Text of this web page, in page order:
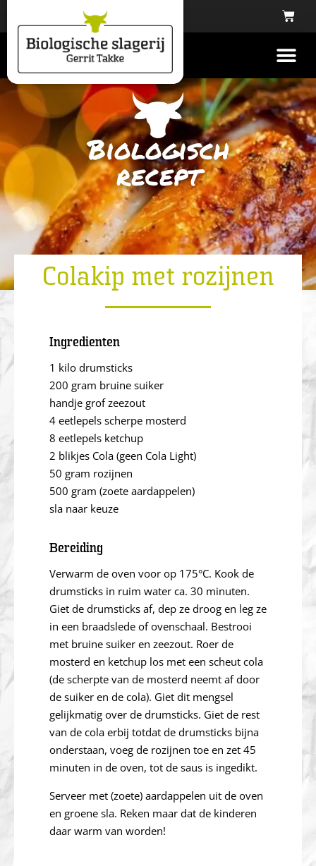
Biologisch
recept
Colakip met rozijnen
Ingredienten
1 kilo drumsticks
200 gram bruine suiker
handje grof zeezout
4 eetlepels scherpe mosterd
8 eetlepels ketchup
2 blikjes Cola (geen Cola Light)
50 gram rozijnen
500 gram (zoete aardappelen)
sla naar keuze
Bereiding
Verwarm de oven voor op 175°C. Kook de
drumsticks in ruim water ca. 30 minuten.
Giet de drumsticks af, dep ze droog en leg ze
in een braadslede of ovenschaal. Bestrooi
met bruine suiker en zeezout. Roer de
mosterd en ketchup los met een scheut cola
(de scherpte van de mosterd neemt af door
de suiker en de cola). Giet dit mengsel
gelijkmatig over de drumsticks. Giet de rest
van de cola erbij totdat de drumsticks bijna
onderstaan, voeg de rozijnen toe en zet 45
minuten in de oven, tot de saus is ingedikt.
Serveer met (zoete) aardappelen uit de oven
en groene sla. Reken maar dat de kinderen
daar warm van worden!